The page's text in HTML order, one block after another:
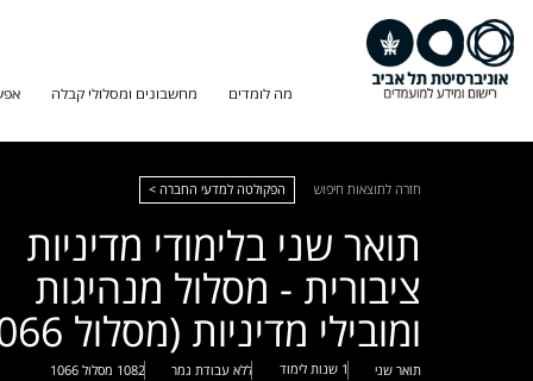
מה לומדים מחשבונים ומסלולי קבלה
חזרה לתוצאות חיפוש הפקולטה למדעי החברה >
תואר שני בלימודי מדיניות
ציבורית - מסלול מנהיגות
ומובילי מדיניות (מסלול 1066)
תואר שני 1 שנות לימוד ללא עבודת גמר 1082 מסלול 1066